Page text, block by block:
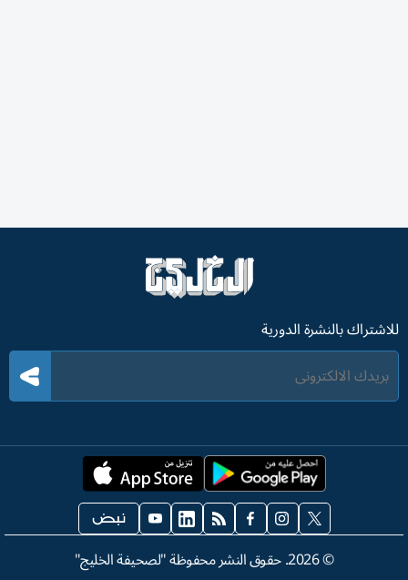
للاشتراك بالنشرة الدورية
©
2026. حقوق النشر محفوظة "لصحيفة الخليج"